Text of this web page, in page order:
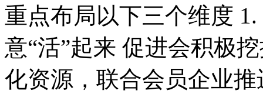
重点布局以下三个维度
意“活”起来 促进会积极
化资源，联合会员企业